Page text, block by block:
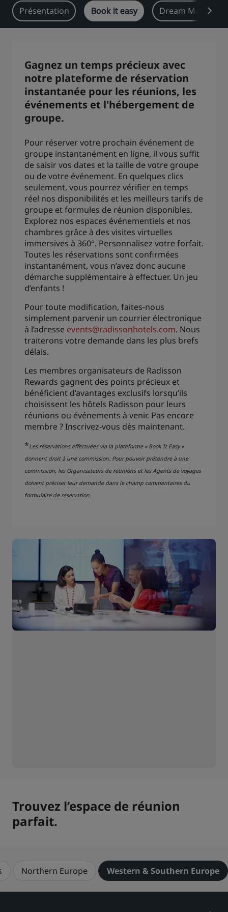
Park Plaza Park Inn by Radisson
Prize by Radisson Country Inn & Suites
Marques affiliées en Chine
Kunlun Golden Tulip
Hôtels du centre-ville
Présentation Book it easy Dream Machine
Gagnez un temps précieux avec
notre plateforme de réservation
instantanée pour les réunions, les
événements et l'hébergement de
groupe.
Pour réserver votre prochain événement de
groupe instantanément en ligne, il vous suffit
de saisir vos dates et la taille de votre groupe
ou de votre événement. En quelques clics
seulement, vous pourrez vérifier en temps
réel nos disponibilités et les meilleurs tarifs de
groupe et formules de réunion disponibles.
Explorez nos espaces événementiels et nos
chambres grâce à des visites virtuelles
immersives à 360°. Personnalisez votre forfait.
Toutes les réservations sont confirmées
instantanément, vous n’avez donc aucune
démarche supplémentaire à effectuer. Un jeu
d’enfants !
Pour toute modification, faites-nous
simplement parvenir un courrier électronique
à l’adresse events@radissonhotels.com. Nous
traiterons votre demande dans les plus brefs
délais.
Les membres organisateurs de Radisson
Rewards gagnent des points précieux et
bénéficient d’avantages exclusifs lorsqu’ils
choisissent les hôtels Radisson pour leurs
réunions ou événements à venir. Pas encore
membre ? Inscrivez-vous dès maintenant.
*Les réservations effectuées via la plateforme « Book It Easy »
donnent droit à une commission. Pour pouvoir prétendre à une
commission, les Organisateurs de réunions et les Agents de voyages
doivent préciser leur demande dans le champ commentaires du
formulaire de réservation.
Trouvez l’espace de réunion
parfait.
Northern Europe Western & Southern Europe